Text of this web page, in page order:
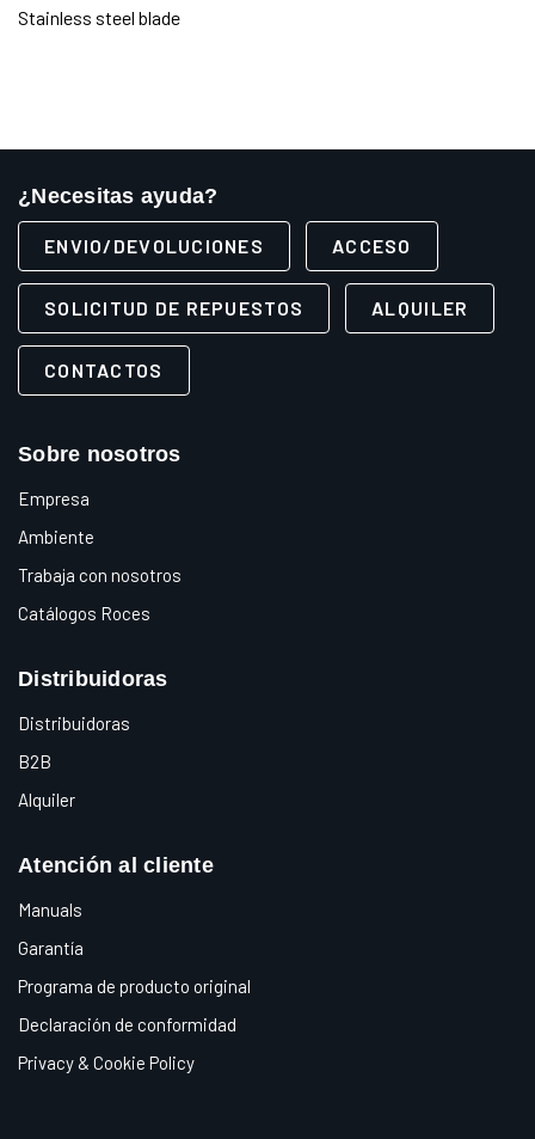
Stainless steel blade
¿Necesitas ayuda?
ENVIO/DEVOLUCIONES ACCESO
SOLICITUD DE REPUESTOS ALQUILER
CONTACTOS
Sobre nosotros
Empresa
Ambiente
Trabaja con nosotros
Catálogos Roces
Distribuidoras
Distribuidoras
B2B
Alquiler
Atención al cliente
Manuals
Garantía
Programa de producto original
Declaración de conformidad
Privacy & Cookie Policy